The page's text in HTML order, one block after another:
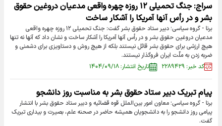
سراج: جنگ تحمیلی ۱۲ روزه چهره واقعی مدعیان دروغین حقوق
بشر و در رأس آنها آمریکا را آشکار ساخت
برنا - گروه سیاسی؛ دبیر ستاد حقوق بشر گفت: جنگ تحمیلی ۱۲ روزه چهره واقعی
مدعیان دروغین حقوق بشر و در رأس آنها آمریکا را آشکار ساخت و نشان داد که آنها نه تنها
هیچ ارزشی برای حقوق بشر قائل نیستند بلکه از هیچ روش و دستاویزی برای دشمنی و
ضربه زدن به ملّت ایران فروگذار نیستند.
کد خبر: ۲۲۸۹۴۲۹
تاریخ انتشار: ۱۴۰۴/۰۹/۱۸
پیام تبریک دبیر ستاد حقوق بشر به مناسبت روز دانشجو
برنا - گروه سیاسی؛ معاون امور بین‌الملل قوه قضائیه و دبیر ستاد حقوق بشر با انتشار
پیامی روز دانشجو را به دانشجویان همیشه حاضر در صحنه علم، بصیرت و بیداری تبریک
گفت.